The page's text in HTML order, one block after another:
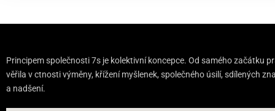
Principem společnosti 7s je kolektivní koncepce. Od samého začátku
věřila v ctnosti výměny, křížení myšlenek, společného úsilí, sdílených
a nadšení.